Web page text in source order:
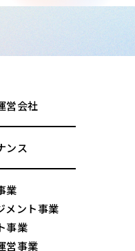
営会社
ンス
業
メント事業
事業
営事業